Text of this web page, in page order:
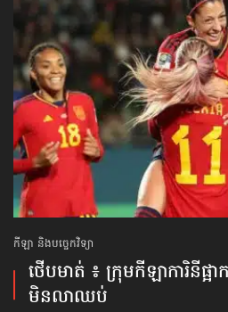
កីឡា និងបច្ចេកវិទ្យា
ថើបមាត់ ៖ ក្រុមកីឡាការិនី​ផ្អ
មិនលាឈប់